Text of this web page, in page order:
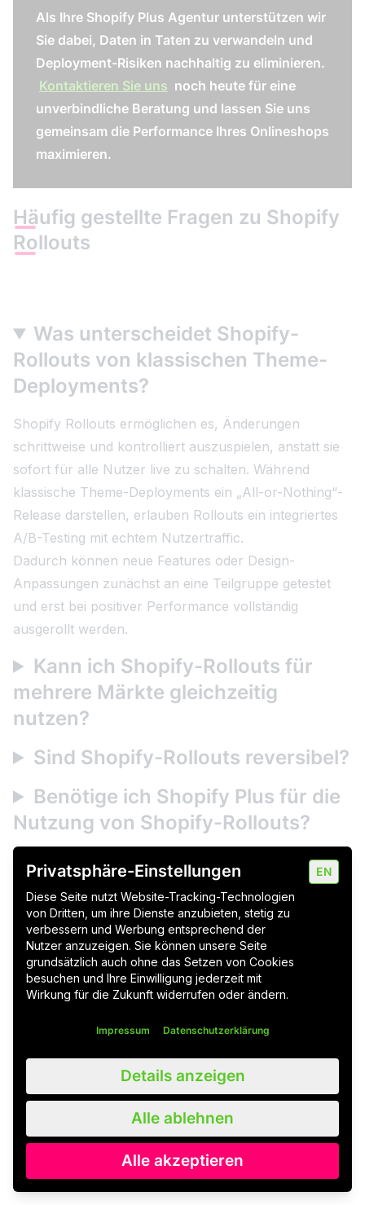
Als Ihre Shopify Plus Agentur unterstützen wir
Sie dabei, Daten in Taten zu verwandeln und
Deployment-Risiken nachhaltig zu eliminieren.
Kontaktieren Sie uns noch heute für eine
unverbindliche Beratung und lassen Sie uns
gemeinsam die Performance Ihres Onlineshops
maximieren.
Häufig gestellte Fragen zu Shopify
Rollouts
Was unterscheidet Shopify-
Rollouts von klassischen Theme-
Deployments?
Shopify Rollouts ermöglichen es, Änderungen
schrittweise und kontrolliert auszuspielen, anstatt sie
sofort für alle Nutzer live zu schalten. Während
klassische Theme-Deployments ein „All-or-Nothing“-
Release darstellen, erlauben Rollouts ein integriertes
A/B-Testing mit echtem Nutzertraffic.
Dadurch können neue Features oder Design-
Anpassungen zunächst an eine Teilgruppe getestet
und erst bei positiver Performance vollständig
ausgerollt werden.
Kann ich Shopify-Rollouts für
mehrere Märkte gleichzeitig
nutzen?
Sind Shopify-Rollouts reversibel?
Benötige ich Shopify Plus für die
Nutzung von Shopify-Rollouts?
Wie viel Traffic sollte ich bei
Shopify Rollouts für Tests
verwenden?
Kann ich mehrere Rollouts
gleichzeitig durchführen?
Stikky wird Teil von Latori: Wie wir mit
Mobile Apps die Kundenbindung im E-
Commerce neu definieren
Semantische Suche im E-Commerce:
Vektoren statt Vokabeln – Warum
klassische Suche heute Umsatz kostet
Privatsphäre-Einstellungen
Diese Seite nutzt Website-Tracking-Technologien
von Dritten, um ihre Dienste anzubieten, stetig zu
verbessern und Werbung entsprechend der
Nutzer anzuzeigen. Sie können unsere Seite
grundsätzlich auch ohne das Setzen von Cookies
besuchen und Ihre Einwilligung jederzeit mit
Wirkung für die Zukunft widerrufen oder ändern.
EN
Impressum Datenschutzerklärung
Details anzeigen
Alle ablehnen
Alle akzeptieren